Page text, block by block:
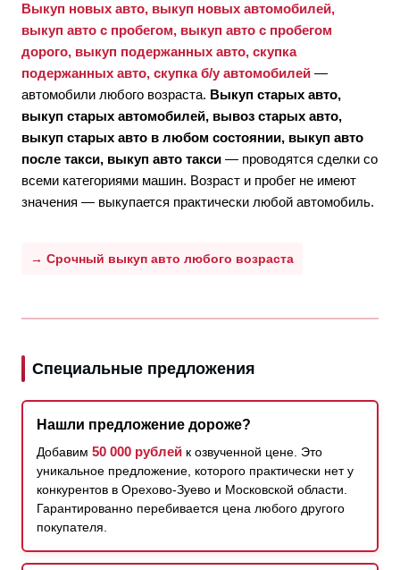
Выкуп новых авто, выкуп новых автомобилей,
выкуп авто с пробегом, выкуп авто с пробегом
дорого, выкуп подержанных авто, скупка
подержанных авто, скупка б/у автомобилей —
автомобили любого возраста. Выкуп старых авто,
выкуп старых автомобилей, вывоз старых авто,
выкуп старых авто в любом состоянии, выкуп авто
после такси, выкуп авто такси — проводятся сделки со
всеми категориями машин. Возраст и пробег не имеют
значения — выкупается практически любой автомобиль.
→ Срочный выкуп авто любого возраста
Специальные предложения
Нашли предложение дороже?
Добавим 50 000 рублей к озвученной цене. Это
уникальное предложение, которого практически нет у
конкурентов в Орехово-Зуево и Московской области.
Гарантированно перебивается цена любого другого
покупателя.